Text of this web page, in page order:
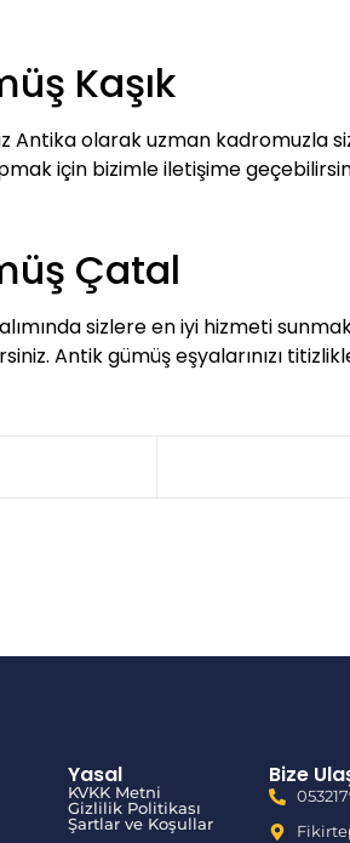
Kaşık
Antika olarak uzman kadromuzla
için bizimle iletişime
Çatal
alımında sizlere en iyi hizmeti
Antik gümüş eşyalarınızı
Yasal
KVKK Metni
Gizlilik Politikası
Şartlar ve Koşullar
Bize